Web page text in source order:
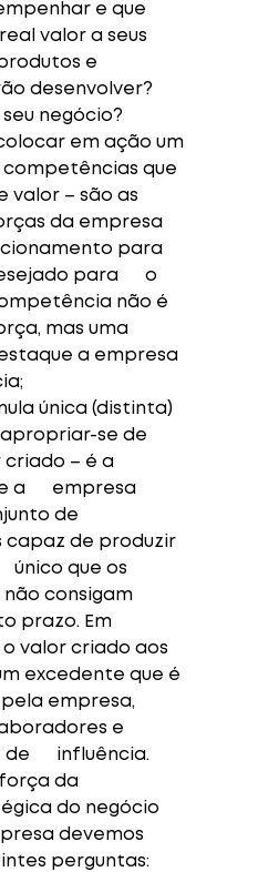
e que
valor a seus
produtos e
desenvolver?
seu negócio?
em ação um
competências que
valor – são as
da empresa
para
para      o
não é
mas uma
a empresa
única (distinta)
apropriar-se de
– é a
a      empresa
de
de produzir
único que os
consigam
prazo. Em
valor criado aos
excedente que é
pela empresa,
e
influência.
da
do negócio
devemos
perguntas: